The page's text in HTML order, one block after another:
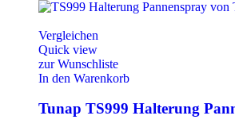
Vergleichen
Quick view
zur Wunschliste
In den Warenkorb
Tunap TS999 Halterung